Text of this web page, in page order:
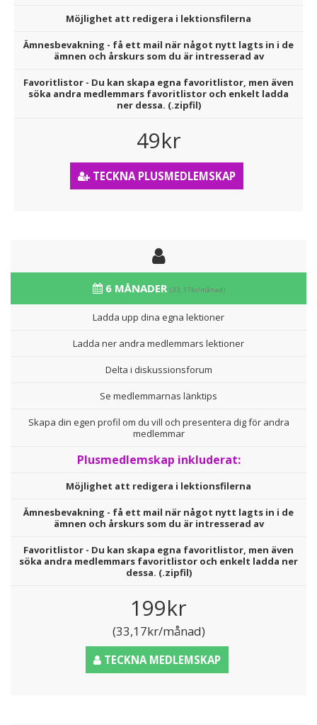
Möjlighet att redigera i lektionsfilerna
Ämnesbevakning - få ett mail när något nytt lagts in i de
ämnen och årskurs som du är intresserad av
Favoritlistor - Du kan skapa egna favoritlistor, men även
söka andra medlemmars favoritlistor och enkelt ladda
ner dessa. (.zipfil)
49kr
TECKNA PLUSMEDLEMSKAP
6 MÅNADER (33,17kr/månad)
Ladda upp dina egna lektioner
Ladda ner andra medlemmars lektioner
Delta i diskussionsforum
Se medlemmarnas länktips
Skapa din egen profil om du vill och presentera dig för andra
medlemmar
Plusmedlemskap inkluderat:
Möjlighet att redigera i lektionsfilerna
Ämnesbevakning - få ett mail när något nytt lagts in i de
ämnen och årskurs som du är intresserad av
Favoritlistor - Du kan skapa egna favoritlistor, men även
söka andra medlemmars favoritlistor och enkelt ladda ner
dessa. (.zipfil)
199kr
(33,17kr/månad)
TECKNA MEDLEMSKAP